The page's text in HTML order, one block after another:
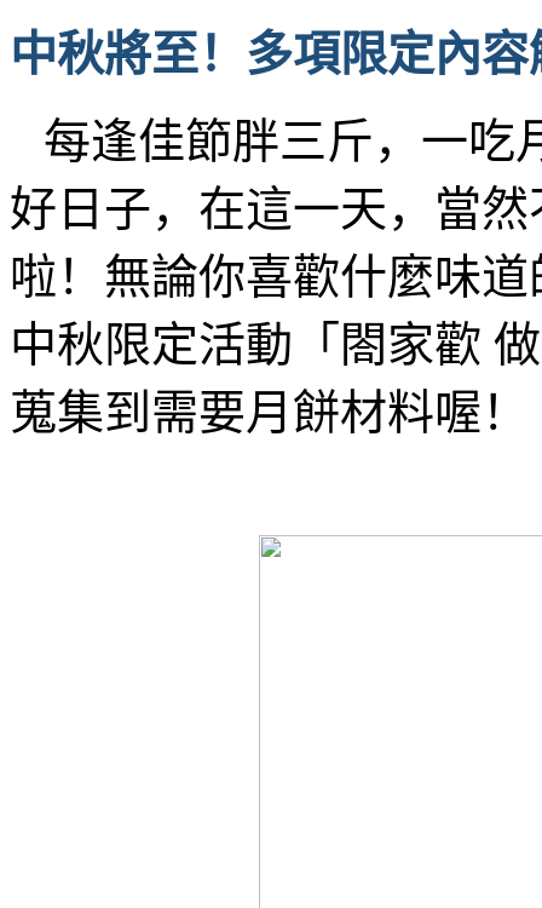
中秋將至！多項限定內容
每逢佳節胖三斤，一吃
好日子，在這一天，當
啦！無論你喜歡什麼味
中秋限定活動「閤家歡
蒐集到需要月餅材料喔！